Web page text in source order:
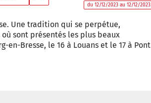
du 12/12/2023 au 12/12/2023
Une tradition qui se perpétue,
sont présentés les plus beaux
en-Bresse, le 16 à Louans et le 17 à Pont